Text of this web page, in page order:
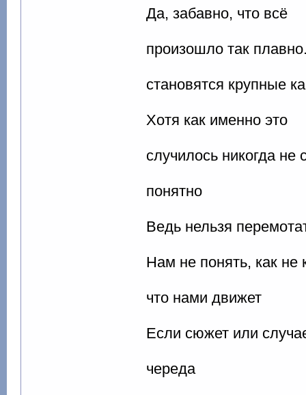
Да, забавно, что всё
произошло так
становятся крупные
Хотя как именно это
случилось никогда не
понятно
Ведь нельзя
Нам не понять, как не
что нами движет
Если сюжет или
череда